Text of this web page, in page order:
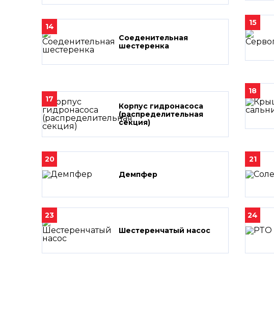
14
Соеденительная
шестеренка
15
17
Корпус гидронасоса
(распределительная
секция)
18
20
Демпфер
21
23
Шестеренчатый насос
24